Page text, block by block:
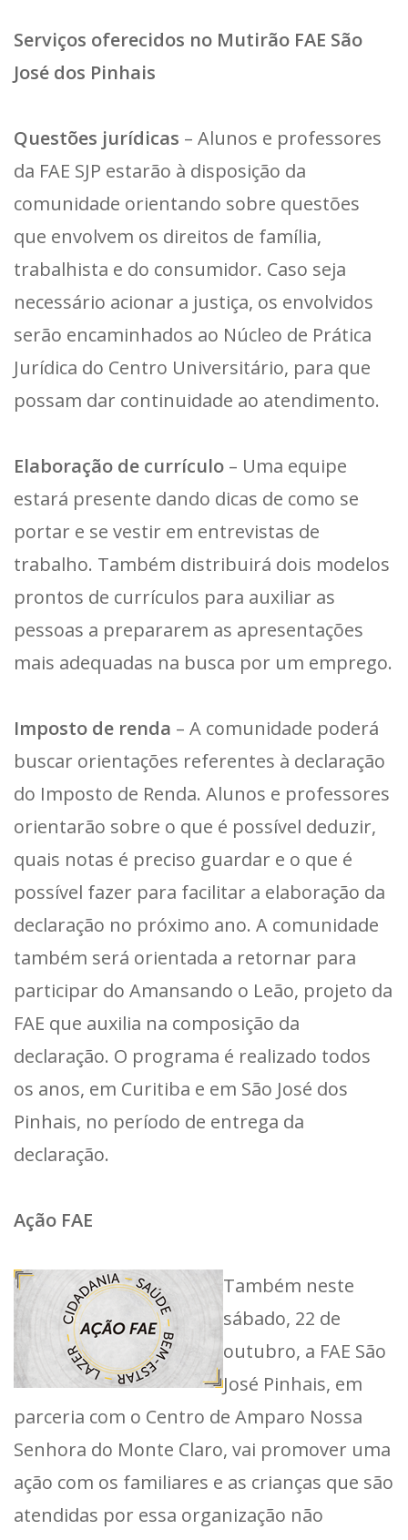
Serviços oferecidos no Mutirão FAE São
José dos Pinhais
Questões jurídicas – Alunos e professores
da FAE SJP estarão à disposição da
comunidade orientando sobre questões
que envolvem os direitos de família,
trabalhista e do consumidor. Caso seja
necessário acionar a justiça, os envolvidos
serão encaminhados ao Núcleo de Prática
Jurídica do Centro Universitário, para que
possam dar continuidade ao atendimento.
Elaboração de currículo – Uma equipe
estará presente dando dicas de como se
portar e se vestir em entrevistas de
trabalho. Também distribuirá dois modelos
prontos de currículos para auxiliar as
pessoas a prepararem as apresentações
mais adequadas na busca por um emprego.
Imposto de renda – A comunidade poderá
buscar orientações referentes à declaração
do Imposto de Renda. Alunos e professores
orientarão sobre o que é possível deduzir,
quais notas é preciso guardar e o que é
possível fazer para facilitar a elaboração da
declaração no próximo ano. A comunidade
também será orientada a retornar para
participar do Amansando o Leão, projeto da
FAE que auxilia na composição da
declaração. O programa é realizado todos
os anos, em Curitiba e em São José dos
Pinhais, no período de entrega da
declaração.
Ação FAE
Também neste
sábado, 22 de
outubro, a FAE São
José Pinhais, em
parceria com o Centro de Amparo Nossa
Senhora do Monte Claro, vai promover uma
ação com os familiares e as crianças que são
atendidas por essa organização não